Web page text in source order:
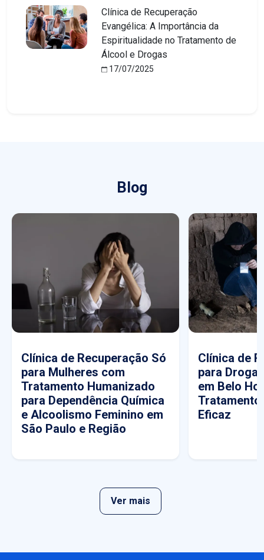
Clínica de Recuperação
Evangélica: A Importância da
Espiritualidade no Tratamento de
Álcool e Drogas
17/07/2025
Blog
Clínica de Recuperação Só
para Mulheres com
Tratamento Humanizado
para Dependência Química
e Alcoolismo Feminino em
São Paulo e Região
Clínica de
para
em Belo
Tratamento
Eficaz
Ver mais